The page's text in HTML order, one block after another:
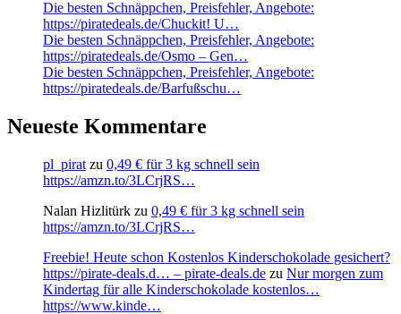
Die besten Schnäppchen, Preisfehler, Angebote:
https://piratedeals.de/Chuckit! U…
Die besten Schnäppchen, Preisfehler, Angebote:
https://piratedeals.de/Osmo – Gen…
Die besten Schnäppchen, Preisfehler, Angebote:
https://piratedeals.de/Barfußschu…
Neueste Kommentare
pl_pirat zu 0,49 € für 3 kg schnell sein
https://amzn.to/3LCrjRS…
Nalan Hizlitürk zu 0,49 € für 3 kg schnell sein
https://amzn.to/3LCrjRS…
Freebie! Heute schon Kostenlos Kinderschokolade gesichert?
https://pirate-deals.d… – pirate-deals.de zu Nur morgen zum
Kindertag für alle Kinderschokolade kostenlos…
https://www.kinde…